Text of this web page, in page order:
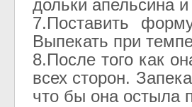
дольки апельсина
7.Поставить
Выпекать при
8.После того как
всех сторон.
что бы она остыла